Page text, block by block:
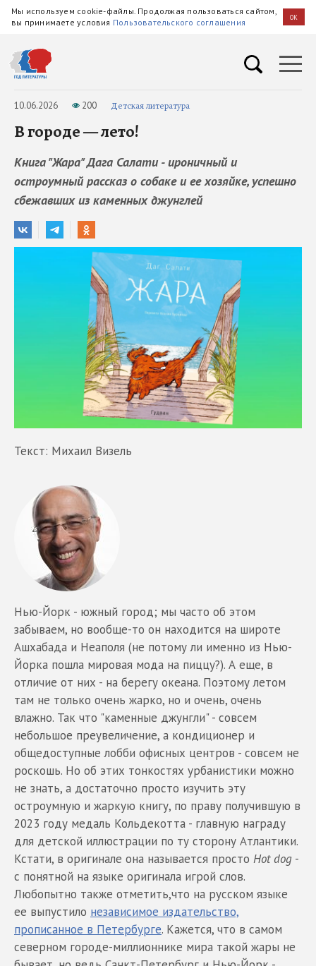
Мы используем cookie-файлы. Продолжая пользоваться сайтом,
вы принимаете условия Пользовательского соглашения OK
10.06.2026 200 Детская литература
В городе — лето!
Книга "Жара" Дага Салати - ироничный и
остроумный рассказ о собаке и ее хозяйке, успешно
сбежавших из каменных джунглей
Текст: Михаил Визель
Нью-Йорк - южный город; мы часто об этом
забываем, но вообще-то он находится на широте
Ашхабада и Неаполя (не потому ли именно из Нью-
Йорка пошла мировая мода на пиццу?). А еще, в
отличие от них - на берегу океана. Поэтому летом
там не только очень жарко, но и очень, очень
влажно. Так что "каменные джунгли" - совсем
небольшое преувеличение, а кондиционер и
общедоступные лобби офисных центров - совсем не
роскошь. Но об этих тонкостях урбанистики можно
не знать, а достаточно просто изучить эту
остроумную и жаркую книгу, по праву получившую в
2023 году медаль Кольдекотта - главную награду
для детской иллюстрации по ту сторону Атлантики.
Кстати, в оригинале она называется просто Нot dog -
с понятной на языке оригинала игрой слов.
Любопытно также отметить,что на русском языке
ее выпустило независимое издательство,
прописанное в Петербурге. Кажется, что в самом
северном городе-миллионнике мира такой жары не